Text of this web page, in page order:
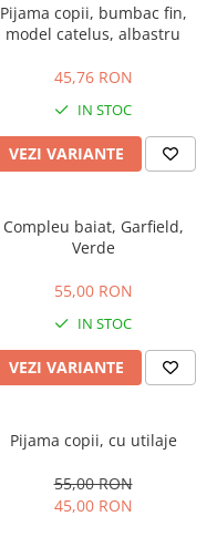
Pijama copii, bumbac fin,
model catelus, albastru
45,76 RON
IN STOC
VEZI VARIANTE
Compleu baiat, Garfield,
Verde
55,00 RON
IN STOC
VEZI VARIANTE
Pijama copii, cu utilaje
55,00 RON
45,00 RON